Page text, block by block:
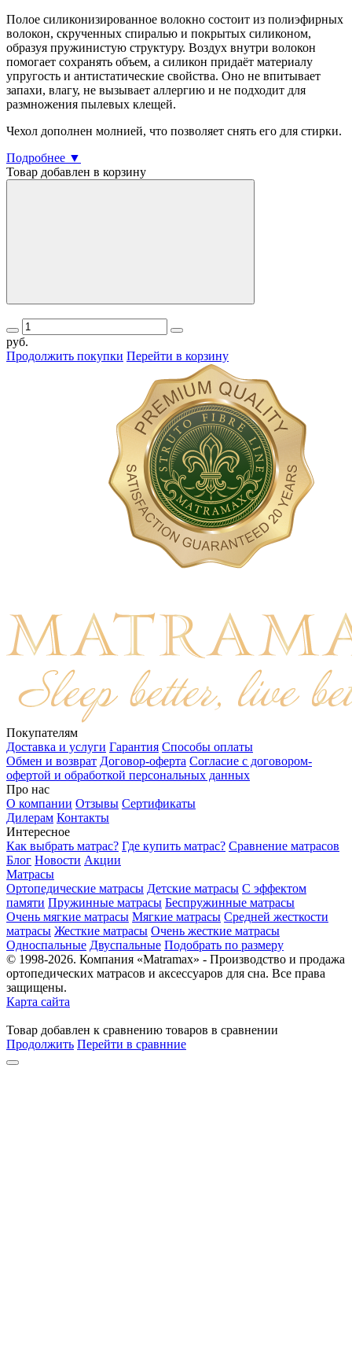
Полое силиконизированное волокно состоит из полиэфирных
волокон, скрученных спиралью и покрытых силиконом,
образуя пружинистую структуру. Воздух внутри волокон
помогает сохранять объем, а силикон придаёт материалу
упругость и антистатические свойства. Оно не впитывает
запахи, влагу, не вызывает аллергию и не подходит для
размножения пылевых клещей.
Чехол дополнен молнией, что позволяет снять его для стирки.
Подробнее ▼
Товар добавлен в корзину
руб.
Продолжить покупки Перейти в корзину
Покупателям
Доставка и услуги Гарантия Способы оплаты
Обмен и возврат Договор-оферта Согласие с договором-
офертой и обработкой персональных данных
Про нас
О компании Отзывы Сертификаты
Дилерам Контакты
Интересное
Как выбрать матрас? Где купить матрас? Сравнение матрасов
Блог Новости Акции
Матрасы
Ортопедические матрасы Детские матрасы С эффектом
памяти Пружинные матрасы Беспружинные матрасы
Очень мягкие матрасы Мягкие матрасы Средней жесткости
матрасы Жесткие матрасы Очень жесткие матрасы
Односпальные Двуспальные Подобрать по размеру
© 1998-2026. Компания «Matramax» - Производство и продажа
ортопедических матрасов и аксессуаров для сна. Все права
защищены.
Карта сайта
Товар добавлен к сравнению товаров в сравнении
Продолжить Перейти в сравнние